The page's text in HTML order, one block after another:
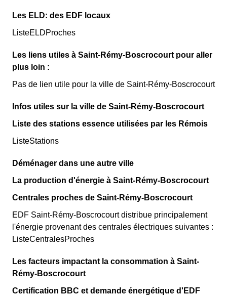
Les ELD: des EDF locaux
ListeELDProches
Les liens utiles à Saint-Rémy-Boscrocourt pour aller
plus loin :
Pas de lien utile pour la ville de Saint-Rémy-Boscrocourt
Infos utiles sur la ville de Saint-Rémy-Boscrocourt
Liste des stations essence utilisées par les Rémois
ListeStations
Déménager dans une autre ville
La production d'énergie à Saint-Rémy-Boscrocourt
Centrales proches de Saint-Rémy-Boscrocourt
EDF Saint-Rémy-Boscrocourt distribue principalement
l'énergie provenant des centrales électriques suivantes :
ListeCentralesProches
Les facteurs impactant la consommation à Saint-
Rémy-Boscrocourt
Certification BBC et demande énergétique d'EDF